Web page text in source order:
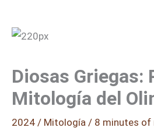
Diosas Griegas:
Mitología del
2024 / Mitología / 8 minutes of